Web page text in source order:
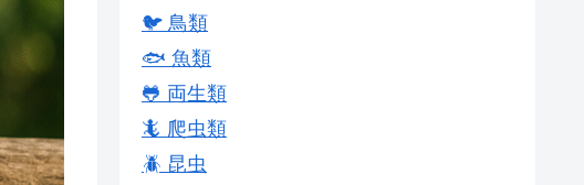
🐦 鳥類
🐟 魚類
🐸 両生類
🦎 爬虫類
🪲 昆虫